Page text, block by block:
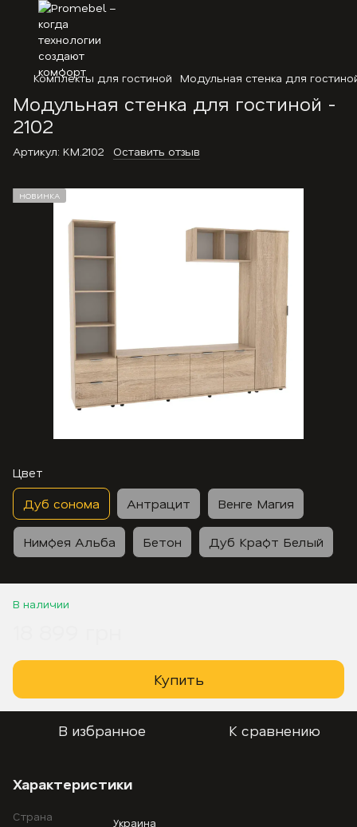
Комплекты для гостиной Модульная стенка для
Модульная стенка для гостиной -
2102
Артикул: KM.2102 Оставить отзыв
НОВИНКА
Цвет
Дуб сонома Антрацит Венге Магия
Нимфея Альба Бетон Дуб Крафт Белый
В наличии
Купить
В избранное К сравнению
Характеристики
Страна
Украина